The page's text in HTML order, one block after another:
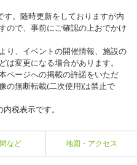
。随時更新をしておりますが内
ので、事前にご確認の上おでかけ
り、イベントの開催情報、施設の
変更になる場合があります。
ページへの掲載の許諾をいただ
の無断転載(二次使用)は禁止で
税表示です。
など 地図・アクセス